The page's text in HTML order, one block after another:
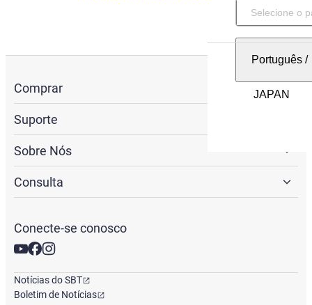
Português/
Comprar
Suporte
Sobre Nós
Consulta
Conecte-se conosco
Notícias do SBT
Boletim de Notícias